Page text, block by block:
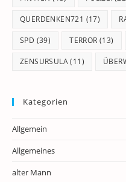
QUERDENKEN721 (17)
SPD (39) TERROR (13)
ZENSURSULA(11)
Kategorien
Allgemein
Allgemeines
alter Mann